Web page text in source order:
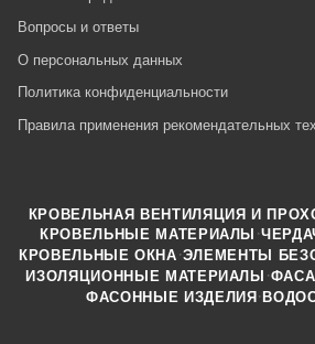
Вопросы и ответы
О персональных данных
Политика конфиденциальности
Правила применения рекомендательных
КРОВЕЛЬНАЯ ВЕНТИЛЯЦИЯ И
КРОВЕЛЬНЫЕ МАТЕРИАЛЫ ·
КРОВЕЛЬНЫЕ ОКНА ·ЭЛЕМЕНТЫ
ИЗОЛЯЦИОННЫЕ МАТЕРИАЛЫ ·
ФАСОННЫЕ ИЗДЕЛИЯ·